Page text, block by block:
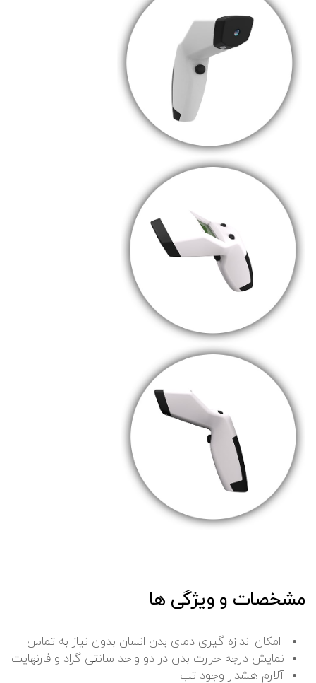
مشخصات و ویژگی ها
امکان اندازه گیری دمای بدن انسان بدون نیاز به تماس
نمایش درجه حرارت بدن در دو واحد سانتی گراد و فارنهایت
آلارم هشدار وجود تب